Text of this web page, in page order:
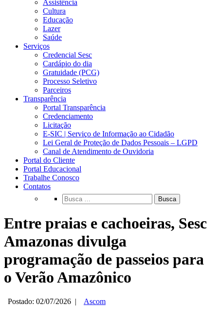
Assistência
Cultura
Educação
Lazer
Saúde
Serviços
Credencial Sesc
Cardápio do dia
Gratuidade (PCG)
Processo Seletivo
Parceiros
Transparência
Portal Transparência
Credenciamento
Licitação
E-SIC | Serviço de Informação ao Cidadão
Lei Geral de Proteção de Dados Pessoais – LGPD
Canal de Atendimento de Ouvidoria
Portal do Cliente
Portal Educacional
Trabalhe Conosco
Contatos
Busca
Entre praias e cachoeiras, Sesc
Amazonas divulga
programação de passeios para
o Verão Amazônico
Postado: 02/07/2026 | Ascom